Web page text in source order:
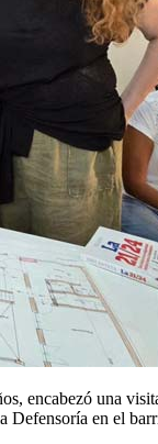
encabezó una
en el